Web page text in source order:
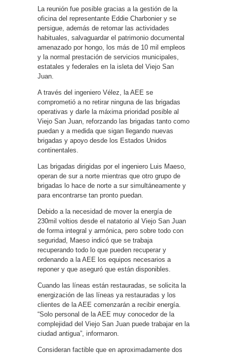
La reunión fue posible gracias a la gestión de la
oficina del representante Eddie Charbonier y se
persigue, además de retomar las actividades
habituales, salvaguardar el patrimonio documental
amenazado por hongo, los más de 10 mil empleos
y la normal prestación de servicios municipales,
estatales y federales en la isleta del Viejo San
Juan.
A través del ingeniero Vélez, la AEE se
comprometió a no retirar ninguna de las brigadas
operativas y darle la máxima prioridad posible al
Viejo San Juan, reforzando las brigadas tanto como
puedan y a medida que sigan llegando nuevas
brigadas y apoyo desde los Estados Unidos
continentales.
Las brigadas dirigidas por el ingeniero Luis Maeso,
operan de sur a norte mientras que otro grupo de
brigadas lo hace de norte a sur simultáneamente y
para encontrarse tan pronto puedan.
Debido a la necesidad de mover la energía de
230mil voltios desde el natatorio al Viejo San Juan
de forma integral y armónica, pero sobre todo con
seguridad, Maeso indicó que se trabaja
recuperando todo lo que pueden recuperar y
ordenando a la AEE los equipos necesarios a
reponer y que aseguró que están disponibles.
Cuando las líneas están restauradas, se solicita la
energización de las líneas ya restauradas y los
clientes de la AEE comenzarán a recibir energía.
“Solo personal de la AEE muy conocedor de la
complejidad del Viejo San Juan puede trabajar en la
ciudad antigua”, informaron.
Consideran factible que en aproximadamente dos